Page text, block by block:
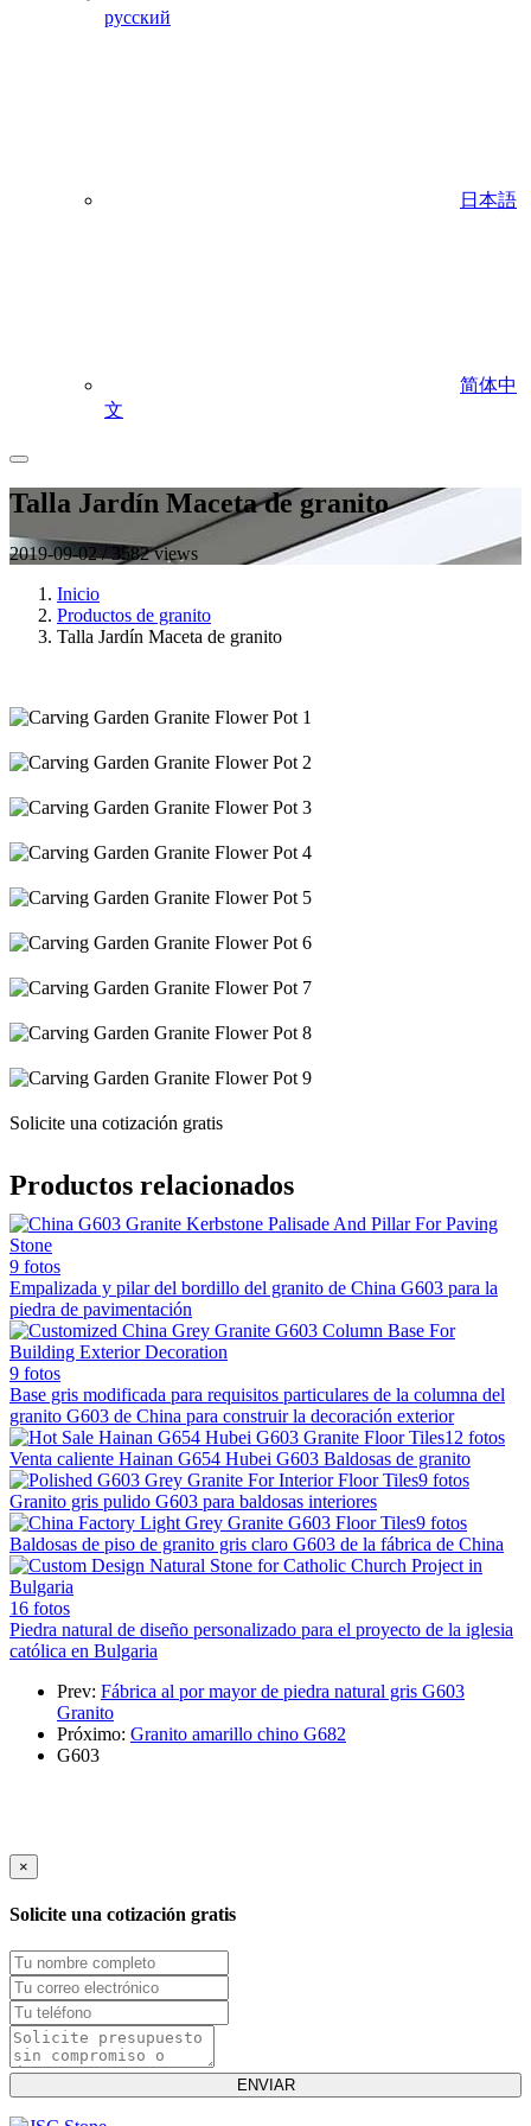
русский
日本語
简体中
文
Talla Jardín Maceta de granito
2019-09-02 / 3582 views
Inicio
Productos de granito
Talla Jardín Maceta de granito
Solicite una cotización gratis
Productos relacionados
9 fotos
Empalizada y pilar del bordillo del granito de China G603 para la
piedra de pavimentación
9 fotos
Base gris modificada para requisitos particulares de la columna del
granito G603 de China para construir la decoración exterior
12 fotos
Venta caliente Hainan G654 Hubei G603 Baldosas de granito
9 fotos
Granito gris pulido G603 para baldosas interiores
9 fotos
Baldosas de piso de granito gris claro G603 de la fábrica de China
16 fotos
Piedra natural de diseño personalizado para el proyecto de la iglesia
católica en Bulgaria
Prev: Fábrica al por mayor de piedra natural gris G603
Granito
Próximo: Granito amarillo chino G682
G603
×
Solicite una cotización gratis